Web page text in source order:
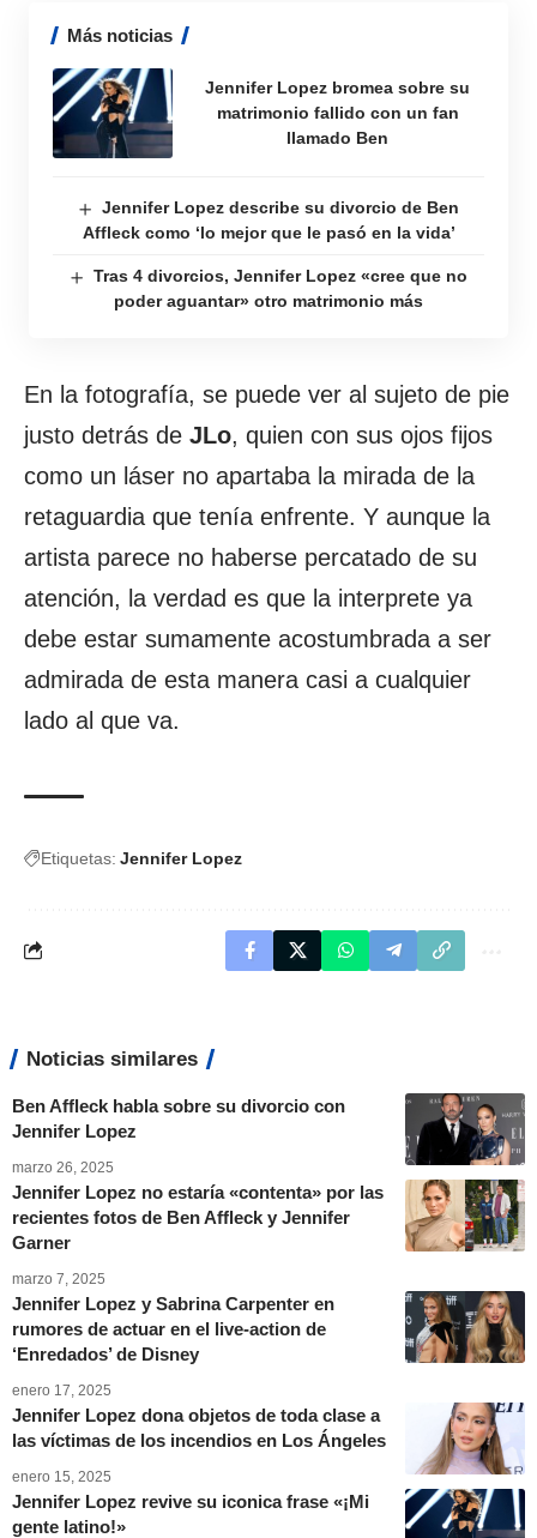
Más noticias
Jennifer Lopez bromea sobre su
matrimonio fallido con un fan
llamado Ben
Jennifer Lopez describe su divorcio de Ben
Affleck como ‘lo mejor que le pasó en la vida’
Tras 4 divorcios, Jennifer Lopez «cree que no
poder aguantar» otro matrimonio más
En la fotografía, se puede ver al sujeto de pie
justo detrás de JLo, quien con sus ojos fijos
como un láser no apartaba la mirada de la
retaguardia que tenía enfrente. Y aunque la
artista parece no haberse percatado de su
atención, la verdad es que la interprete ya
debe estar sumamente acostumbrada a ser
admirada de esta manera casi a cualquier
lado al que va.
Etiquetas: Jennifer Lopez
Noticias similares
Ben Affleck habla sobre su divorcio con
Jennifer Lopez
marzo 26, 2025
Jennifer Lopez no estaría «contenta» por las
recientes fotos de Ben Affleck y Jennifer
Garner
marzo 7, 2025
Jennifer Lopez y Sabrina Carpenter en
rumores de actuar en el live-action de
‘Enredados’ de Disney
enero 17, 2025
Jennifer Lopez dona objetos de toda clase a
las víctimas de los incendios en Los Ángeles
enero 15, 2025
Jennifer Lopez revive su iconica frase «¡Mi
gente latino!»